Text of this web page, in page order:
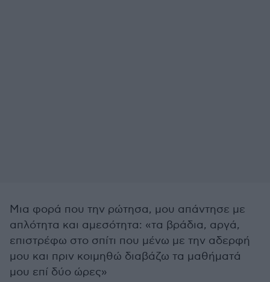
Μια φορά που την ρώτησα, μου απάντησε με
απλότητα και αμεσότητα: «τα βράδια, αργά,
επιστρέφω στο σπίτι που μένω με την αδερφή
μου και πριν κοιμηθώ διαβάζω τα μαθήματά
μου επί δύο ώρες»